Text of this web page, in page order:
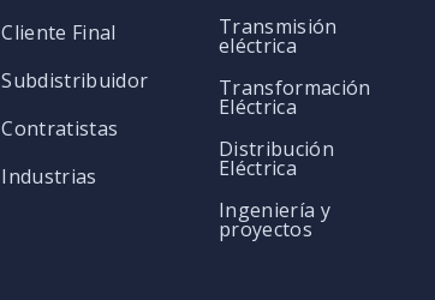
Cliente Final
Subdistribuidor
Contratistas
Industrias
Transmisión
eléctrica
Transformación
Eléctrica
Distribución
Eléctrica
Ingeniería y
proyectos